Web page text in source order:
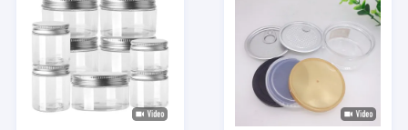
Jednorazowe kubki i miski
Torby do pakowania wysyłkowego
Pudełko z jedzeniem na wynos